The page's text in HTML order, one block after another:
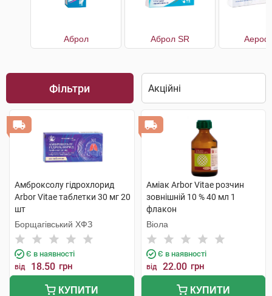
Аброл Аброл SR
Фільтри
Амброксолу гідрохлорид
Arbor Vitae таблетки 30 мг 20
шт
Борщагівський ХФЗ
Є в наявності
від 18.50 грн
КУПИТИ
Аміак Arbor Vitae розчин
зовнішній 10 % 40 мл 1
флакон
Віола
Є в наявності
від 22.00 грн
КУПИТИ